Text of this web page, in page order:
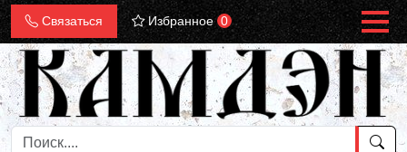
Связаться Избранное 0